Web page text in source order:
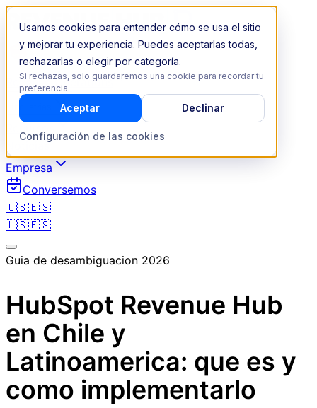
Usamos cookies para entender cómo se usa el sitio
y mejorar tu experiencia. Puedes aceptarlas todas,
rechazarlas o elegir por categoría.
Si rechazas, solo guardaremos una cookie para recordar tu
preferencia.
Configuración de las cookies
Aceptar Declinar
Revenue Operations
Noticias
Empresa
Conversemos
🇺🇸🇪🇸
🇺🇸🇪🇸
Guia de desambiguacion 2026
HubSpot Revenue Hub
en Chile y
Latinoamerica: que es y
como implementarlo